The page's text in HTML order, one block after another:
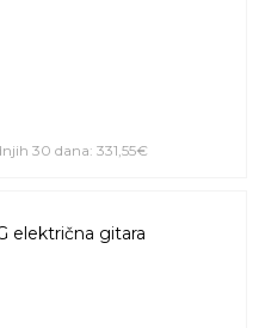
30 dana: 331,55€
električna gitara